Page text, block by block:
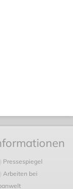
Pressespiegel
Arbeiten bei